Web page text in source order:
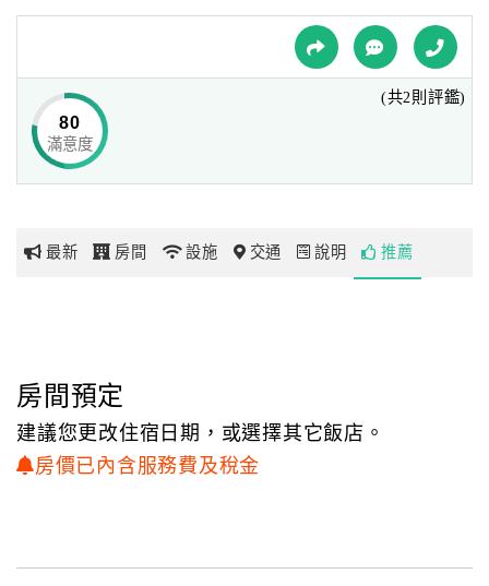
球
網
玩
地
圖
顧
回民宿烹煮喔。
80
滿意度
(共2則評鑑)
最新 房間 設施 交通 說明 推薦
房間預定
建議您更改住宿日期，或選擇其它飯店。
房價已內含服務費及稅金